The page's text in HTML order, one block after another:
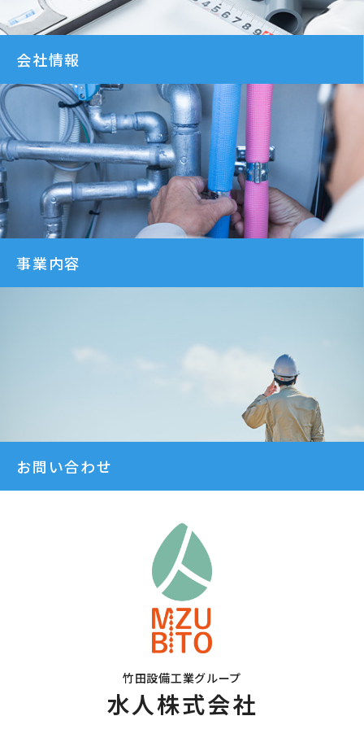
会社情報
事業内容
お問い合わせ
竹田設備工業グループ
水人株式会社